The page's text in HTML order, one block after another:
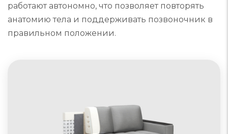
работают автономно, что позволяет повторять
анатомию тела и поддерживать позвоночник в
правильном положении.